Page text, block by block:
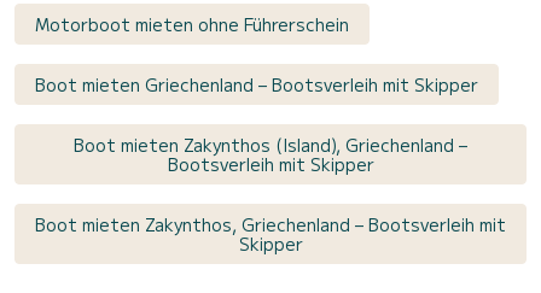
Motorboot mieten ohne Führerschein
Boot mieten Griechenland – Bootsverleih mit Skipper
Boot mieten Zakynthos (Island), Griechenland –
Bootsverleih mit Skipper
Boot mieten Zakynthos, Griechenland – Bootsverleih mit
Skipper